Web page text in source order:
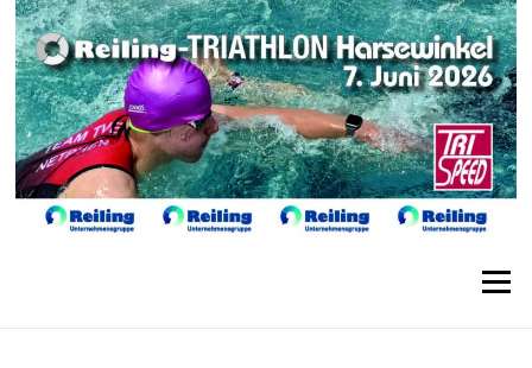
Direkt
zum
Inhalt
Menü